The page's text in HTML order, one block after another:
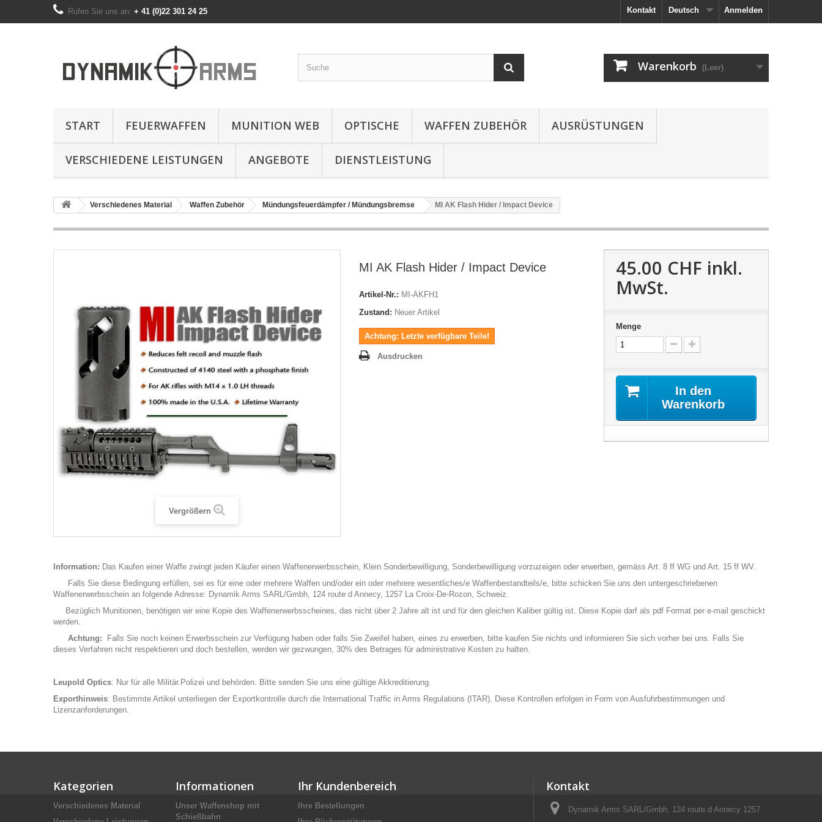
Anmelden
Deutsch
Kontakt
Rufen Sie uns an: + 41 (0)22 301 24 25
Warenkorb (Leer)
START FEUERWAFFEN MUNITION WEB OPTISCHE WAFFEN ZUBEHÖR AUSRÜSTUNGEN
VERSCHIEDENE LEISTUNGEN ANGEBOTE DIENSTLEISTUNG
Verschiedenes Material Waffen Zubehör Mündungsfeuerdämpfer / Mündungsbremse MI AK Flash Hider / Impact Device
Vergrößern
MI AK Flash Hider / Impact Device
Artikel-Nr.: MI-AKFH1
Zustand: Neuer Artikel
Achtung: Letzte verfügbare Teile!
Ausdrucken
45.00 CHF inkl.
MwSt.
Menge
In den
Warenkorb
Information: Das Kaufen einer Waffe zwingt jeden Käufer einen Waffenerwerbsschein, Klein Sonderbewilligung, Sonderbewilligung vorzuzeigen oder erwerben, gemäss Art. 8 ff WG und Art. 15 ff WV.
Falls Sie diese Bedingung erfüllen, sei es für eine oder mehrere Waffen und/oder ein oder mehrere wesentliches/e Waffenbestandteils/e, bitte schicken Sie uns den untergeschriebenen
Waffenerwerbsschein an folgende Adresse: Dynamik Arms SARL/Gmbh, 124 route d Annecy, 1257 La Croix-De-Rozon, Schweiz.
Bezüglich Munitionen, benötigen wir eine Kopie des Waffenerwerbsscheines, das nicht über 2 Jahre alt ist und für den gleichen Kaliber gültig ist. Diese Kopie darf als pdf Format per e-mail geschickt
werden.
Achtung: Falls Sie noch keinen Erwerbsschein zur Verfügung haben oder falls Sie Zweifel haben, eines zu erwerben, bitte kaufen Sie nichts und informieren Sie sich vorher bei uns. Falls Sie
dieses Verfahren nicht respektieren und doch bestellen, werden wir gezwungen, 30% des Betrages für administrative Kosten zu halten.
Leupold Optics: Nur für alle Militär.Polizei und behörden. Bitte senden Sie uns eine gültige Akkreditierung.
Exporthinweis: Bestimmte Artikel unterliegen der Exportkontrolle durch die International Traffic in Arms Regulations (ITAR). Diese Kontrollen erfolgen in Form von Ausfuhrbestimmungen und
Lizenzanforderungen.
Kategorien
Verschiedenes Material
Informationen
Unser Waffenshop mit
Schießbahn
Ihr Kundenbereich
Ihre Bestellungen
Kontakt
Dynamik Arms SARL/Gmbh, 124 route d Annecy 1257